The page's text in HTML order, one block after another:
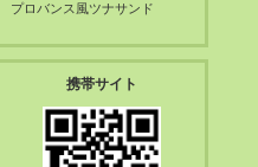
プロバンス風ツナサンド
携帯サイト